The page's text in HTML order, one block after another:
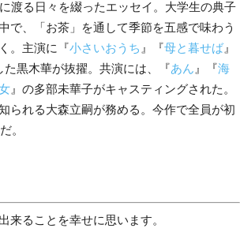
渡る日々を綴ったエッセイ。大学生の典子
で、「お茶」を通して季節を五感で味わう
。主演に『小さいおうち 』『母と暮せば 』
黒木華が抜擢。共演には、『あん 』『海
』の多部未華子がキャスティングされた。
られる大森立嗣が務める。今作で全員が初
。
来ることを幸せに思います。